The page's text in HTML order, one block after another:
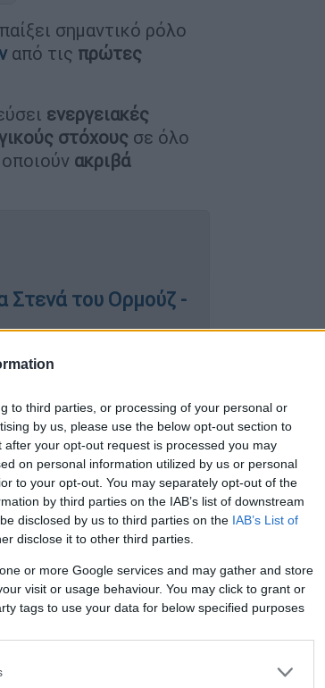
to third parties, or processing of your personal or
by us, please use the below opt-out section to
your opt-out request is processed you may
on personal information utilized by us or personal
to your opt-out. You may separately opt-out of the
by third parties on the IAB’s list of downstream
disclosed by us to third parties on the IAB’s List of
disclose it to other third parties.
or more Google services and may gather and store
visit or usage behaviour. You may click to grant or
tags to use your data for below specified purposes
σημαντικό ρόλο
από τις πρώτες
ενεργειακές
στόχους σε όλο
ακριβά
Στενά του Ορμούζ -
πλοίο που
Κόλπου και οι
τεχνολογία κατά των
επισκέφθηκε τη
για ναπροσφέρει
αμυντικές συμφωνίες